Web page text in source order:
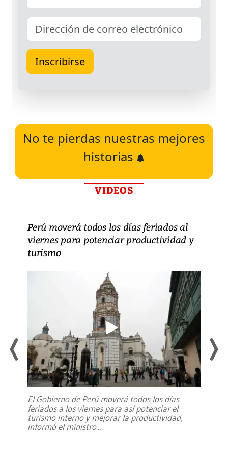
No te pierdas nuestras mejores
historias
VIDEOS
Perú moverá todos los días feriados al
viernes para potenciar productividad y
turismo
El Gobierno de Perú moverá todos los días
feriados a los viernes para así potenciar el
turismo interno y mejorar la productividad,
informó el ministro...